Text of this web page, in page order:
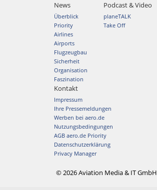
News
Überblick
Priority
Airlines
Airports
Flugzeugbau
Sicherheit
Organisation
Faszination
Podcast & Video
planeTALK
Take Off
Kontakt
Impressum
Ihre Pressemeldungen
Werben bei aero.de
Nutzungsbedingungen
AGB aero.de Priority
Datenschutzerklärung
Privacy Manager
© 2026 Aviation Media & IT GmbH